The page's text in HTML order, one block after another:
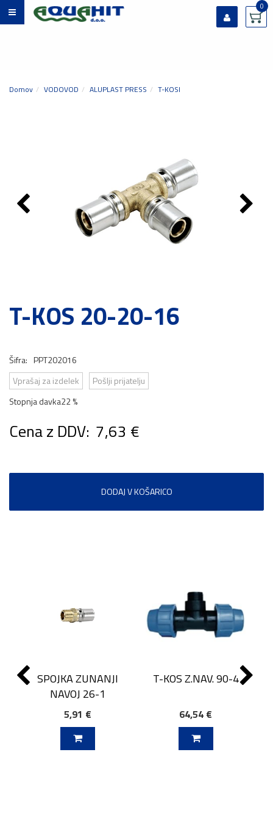
0
Domov VODOVOD ALUPLAST PRESS T-KOSI
T-KOS 20-20-16
Šifra: PPT202016
Vprašaj za izdelek
Pošlji prijatelju
Stopnja davka22 %
Cena z DDV: 7,63 €
DODAJ V KOŠARICO
SPOJKA ZUNANJI
NAVOJ 26-1
5,91 €
T-KOS Z.NAV. 90-4
64,54 €